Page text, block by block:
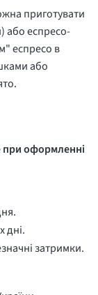
приготувати
або еспресо-
еспресо в
або
при оформленні
дні.
затримки.